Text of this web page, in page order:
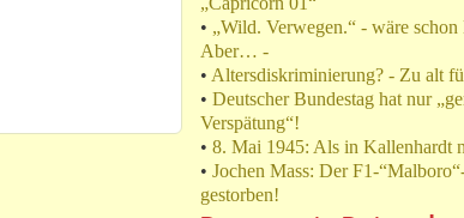
• „Wild. Verwegen.“ - wäre
Aber… -
• Altersdiskriminierung? - Zu alt
• Deutscher Bundestag hat nur
Verspätung“!
• 8. Mai 1945: Als in Kallenhardt
• Jochen Mass: Der F1-
gestorben!